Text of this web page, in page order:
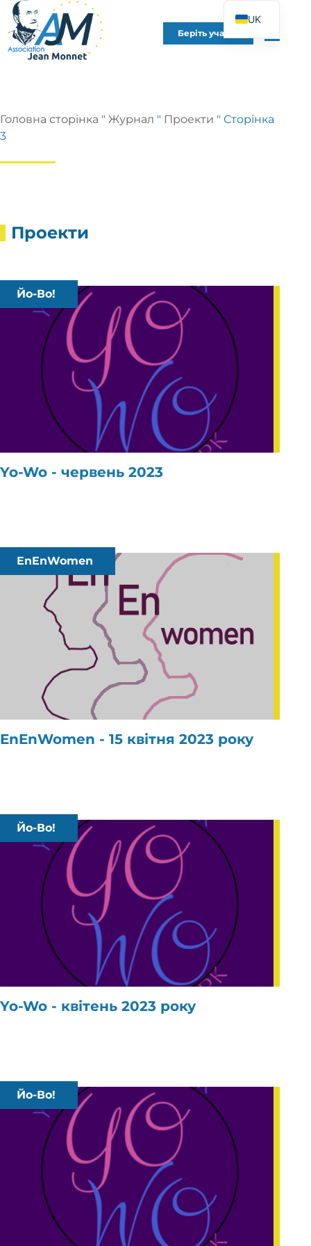
Беріть участь
Головна сторінка " Журнал " Проекти " Сторінка
3
Проекти
Йо-Во!
Yo-Wo - червень 2023
EnEnWomen
EnEnWomen - 15 квітня 2023 року
Йо-Во!
Yo-Wo - квітень 2023 року
Йо-Во!
UK
FR